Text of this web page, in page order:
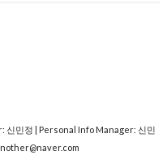
신민정 | Personal Info Manager: 신민